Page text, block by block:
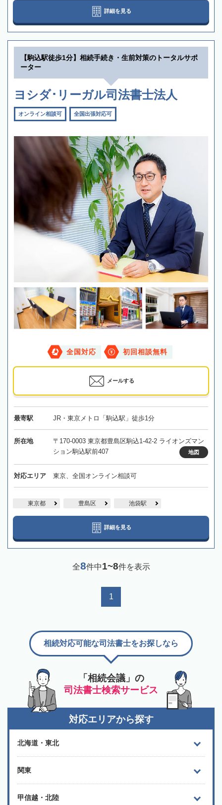
詳細を見る
【駒込駅徒歩1分】相続手続き・生前対策のトータルサポ
ーター
ヨシダ･リーガル司法書士法人
オンライン相談可 全国出張対応可
全国対応 初回相談無料
メールする
最寄駅 JR・東京メトロ「駒込駅」徒歩1分
所在地
〒170-0003 東京都豊島区駒込1-42-2 ライオンズマン
ション駒込駅前407
地図
対応エリア 東京、全国オンライン相談可
東京都 豊島区 池袋駅
詳細を見る
全8件中1~8件を表示
1
「相続会議」の
司法書士検索サービス
相続対応可能な司法書士をお探しなら
対応エリアから探す
北海道・東北
関東
甲信越・北陸